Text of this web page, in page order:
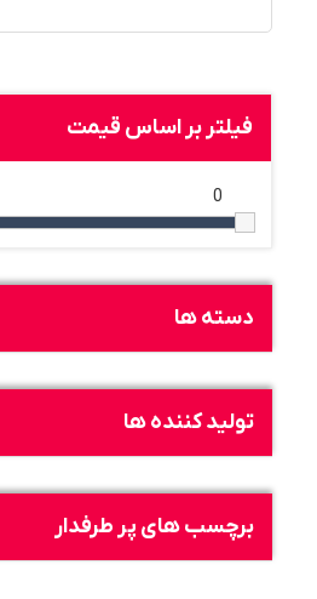
فیلتر بر اساس قیمت
0
دسته ها
تولید کننده ها
برچسب های پر طرفدار